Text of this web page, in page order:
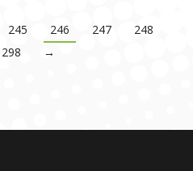
245 246 247
248
298 →